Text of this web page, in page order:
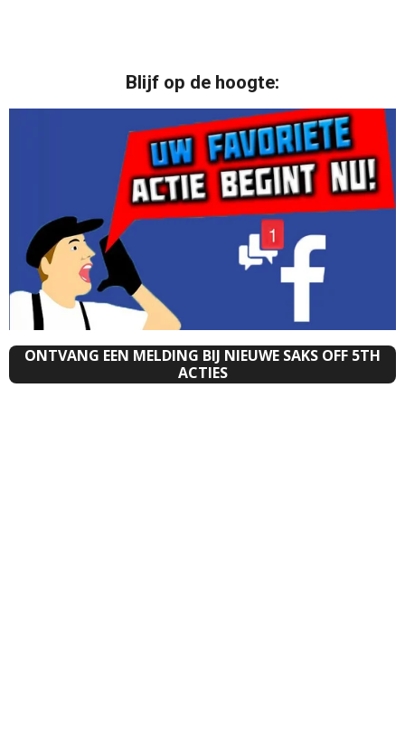
Blijf op de hoogte:
ONTVANG EEN MELDING BIJ NIEUWE SAKS OFF 5TH
ACTIES